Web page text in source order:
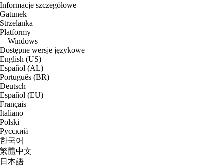
Informacje szczegółowe
Gatunek
Strzelanka
Platformy
Windows
Dostępne wersje językowe
English (US)
Español (AL)
Português (BR)
Deutsch
Español (EU)
Français
Italiano
Polski
Русский
한국어
繁體中文
日本語